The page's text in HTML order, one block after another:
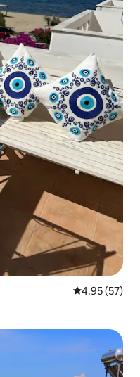
평점 4.95점(5
4.95 (57)